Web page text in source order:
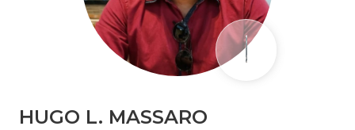
HUGO L. MASSARO